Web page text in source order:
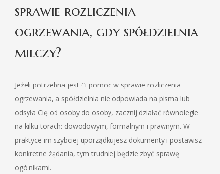
sprawie rozliczenia
ogrzewania, gdy spółdzielnia
milczy?
Jeżeli potrzebna jest Ci pomoc w sprawie rozliczenia
ogrzewania, a spółdzielnia nie odpowiada na pisma lub
odsyła Cię od osoby do osoby, zacznij działać równolegle
na kilku torach: dowodowym, formalnym i prawnym. W
praktyce im szybciej uporządkujesz dokumenty i postawisz
konkretne żądania, tym trudniej będzie zbyć sprawę
ogólnikami.